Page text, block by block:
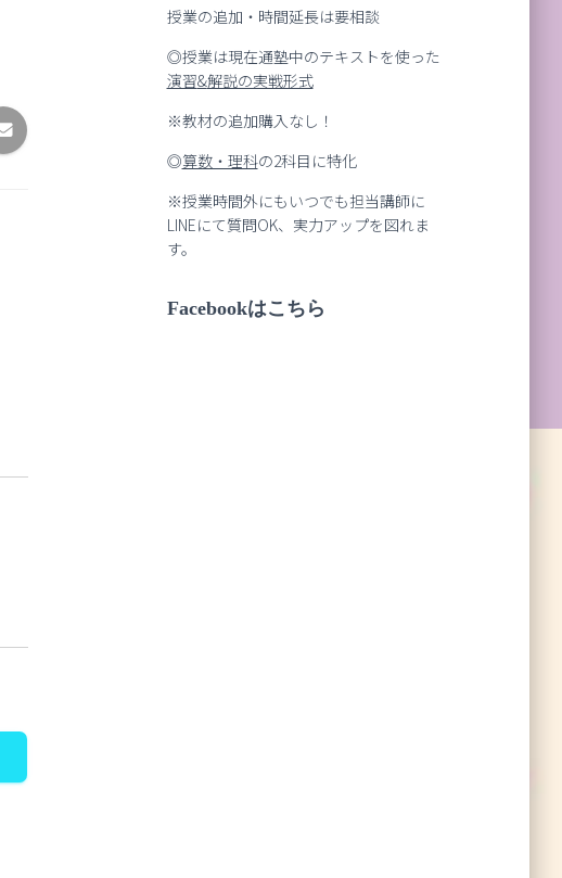
授業の追加・時間延長は要相談
◎授業は現在通塾中のテキストを使った
演習&解説の実戦形式
※教材の追加購入なし！
◎算数・理科の2科目に特化
※授業時間外にもいつでも担当講師に
LINEにて質問OK、実力アップを図れま
す。
Facebookはこちら